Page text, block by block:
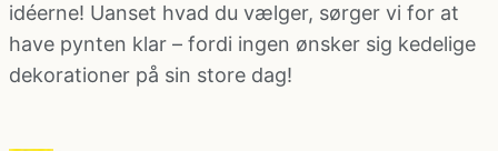
idéerne! Uanset hvad du vælger, sørger vi for at
have pynten klar – fordi ingen ønsker sig kedelige
dekorationer på sin store dag!